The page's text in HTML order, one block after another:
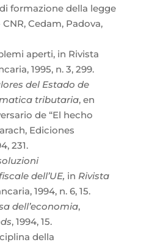
formazione della legge
Cedam, Padova,
aperti, in Rivista
1995, n. 3, 299.
del Estado de
tributaria, en
de “El hecho
Ediciones
231.
dell’UE, in Rivista
1994, n. 6, 15.
dell’economia,
, 1994, 15.
della